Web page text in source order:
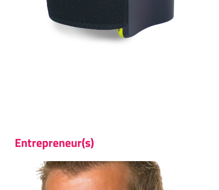
Entrepreneur(s)